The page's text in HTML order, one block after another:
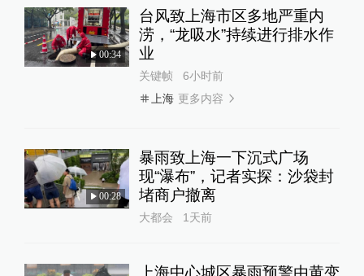
00:34
台风致上海市区多地严重内
涝，“龙吸水”持续进行排水作
业
关键帧
6小时前
上海 更多内容
00:28
暴雨致上海一下沉式广场
现“瀑布”，记者实探：沙袋封
堵商户撤离
大都会 1天前
上海中心城区暴雨预警由黄变